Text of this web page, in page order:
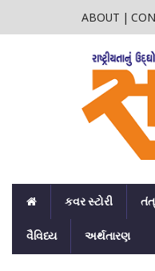
ABOUT |
કવર સ્ટોરી
વૈવિધ્ય અર્થતારણ